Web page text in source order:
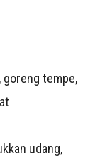
goreng tempe,
udang,